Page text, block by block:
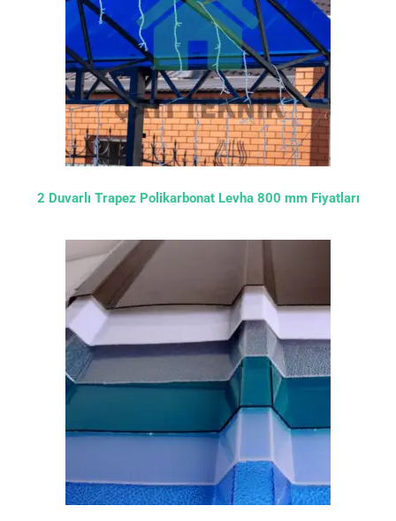
2 Duvarlı Trapez Polikarbonat Levha 800 mm Fiyatları